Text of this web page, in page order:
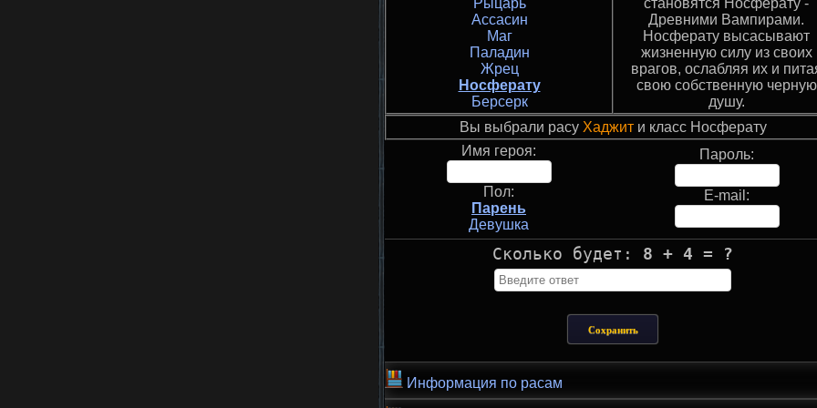
Рыцарь
Ассасин
Маг
Паладин
Жрец
Носферату
Берсерк
становятся Носферату -
Древними Вампирами.
Носферату высасывают
жизненную силу из своих
врагов, ослабляя их и
свою собственную черную
душу.
Вы выбрали расу Хаджити класс Носферату
Имя героя:
Пол:
Парень
Девушка
Пароль:
E-mail:
Сколько будет: 8 + 4 = ?
Информация по расам